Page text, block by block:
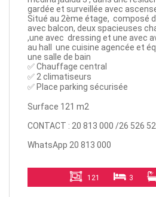
gardée et surveillée avec
Situé au 2ème étage, composé
avec balcon, deux spacieuses
,une avec dressing et une avec
au hall une cuisine agencée et
une salle de bain
✅️ Chauffage central
✅️ 2 climatiseurs
✅ Place parking sécurisée
Surface 121 m2
CONTACT : 20 813 000 /26 526
WhatsApp 20 813 000
121 3